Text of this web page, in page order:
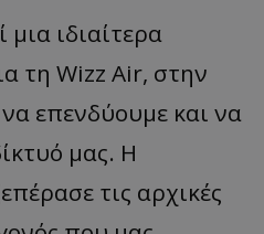
ιδιαίτερα
τη Wizz Air, στην
επενδύουμε και να
μας. Η
τις αρχικές